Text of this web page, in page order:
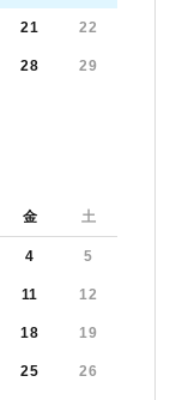
21 22
28 29
金 土
4 5
11 12
18 19
25 26